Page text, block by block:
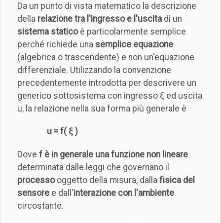
Da un punto di vista matematico la descrizione
della relazione tra l'ingresso e l'uscita di un
sistema staticoè particolarmente semplice
perché richiede una semplice equazione
(algebrica o trascendente) e non un'equazione
differenziale. Utilizzando la convenzione
precedentemente introdotta per descrivere un
generico sottosistema con ingresso ξ ed uscita
u, la relazione nella sua forma più generale è
u = f( ξ )
Dove f è in generale una funzione non lineare
determinata dalle leggi che governano il
processo oggetto della misura, dalla fisica del
sensore e dall'interazione con l'ambiente
circostante.